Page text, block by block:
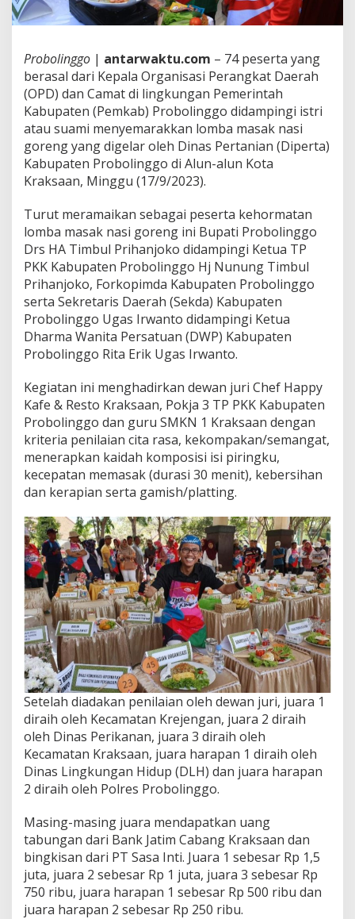
Probolinggo | antarwaktu.com – 74 peserta yang
berasal dari Kepala Organisasi Perangkat Daerah
(OPD) dan Camat di lingkungan Pemerintah
Kabupaten (Pemkab) Probolinggo didampingi istri
atau suami menyemarakkan lomba masak nasi
goreng yang digelar oleh Dinas Pertanian (Diperta)
Kabupaten Probolinggo di Alun-alun Kota
Kraksaan, Minggu (17/9/2023).
Turut meramaikan sebagai peserta kehormatan
lomba masak nasi goreng ini Bupati Probolinggo
Drs HA Timbul Prihanjoko didampingi Ketua TP
PKK Kabupaten Probolinggo Hj Nunung Timbul
Prihanjoko, Forkopimda Kabupaten Probolinggo
serta Sekretaris Daerah (Sekda) Kabupaten
Probolinggo Ugas Irwanto didampingi Ketua
Dharma Wanita Persatuan (DWP) Kabupaten
Probolinggo Rita Erik Ugas Irwanto.
Kegiatan ini menghadirkan dewan juri Chef Happy
Kafe & Resto Kraksaan, Pokja 3 TP PKK Kabupaten
Probolinggo dan guru SMKN 1 Kraksaan dengan
kriteria penilaian cita rasa, kekompakan/semangat,
menerapkan kaidah komposisi isi piringku,
kecepatan memasak (durasi 30 menit), kebersihan
dan kerapian serta gamish/platting.
Setelah diadakan penilaian oleh dewan juri, juara 1
diraih oleh Kecamatan Krejengan, juara 2 diraih
oleh Dinas Perikanan, juara 3 diraih oleh
Kecamatan Kraksaan, juara harapan 1 diraih oleh
Dinas Lingkungan Hidup (DLH) dan juara harapan
2 diraih oleh Polres Probolinggo.
Masing-masing juara mendapatkan uang
tabungan dari Bank Jatim Cabang Kraksaan dan
bingkisan dari PT Sasa Inti. Juara 1 sebesar Rp 1,5
juta, juara 2 sebesar Rp 1 juta, juara 3 sebesar Rp
750 ribu, juara harapan 1 sebesar Rp 500 ribu dan
juara harapan 2 sebesar Rp 250 ribu.